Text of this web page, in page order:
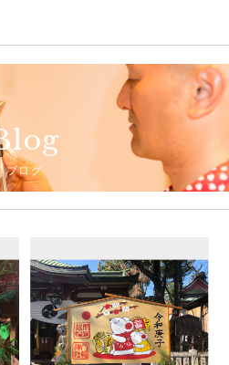
ブログ